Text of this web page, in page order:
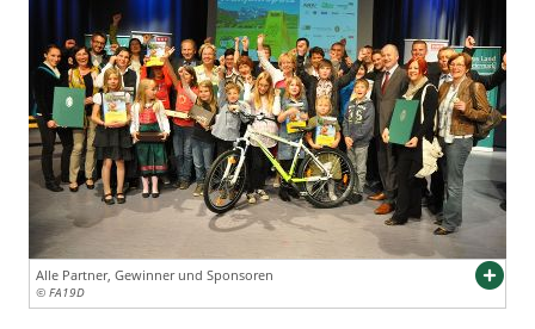
Alle Partner, Gewinner und Sponsoren
© FA19D